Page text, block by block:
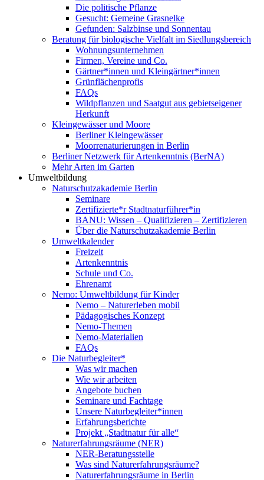
Die politische Pflanze
Gesucht: Gemeine Grasnelke
Gefunden: Salzbinse und Sonnentau
Beratung für biologische Vielfalt im Siedlungsbereich
Wohnungsunternehmen
Firmen, Vereine und Co.
Gärtner*innen und Kleingärtner*innen
Grünflächenprofis
FAQs
Wildpflanzen und Saatgut aus gebietseigener
Herkunft
Kleingewässer und Moore
Berliner Kleingewässer
Moorrenaturierungen in Berlin
Berliner Netzwerk für Artenkenntnis (BerNA)
Mehr Arten im Garten
Umweltbildung
Naturschutzakademie Berlin
Seminare
Zertifizierte*r Stadtnaturführer*in
BANU: Wissen – Qualifizieren – Zertifizieren
Über die Naturschutzakademie Berlin
Umweltkalender
Freizeit
Artenkenntnis
Schule und Co.
Ehrenamt
Nemo: Umweltbildung für Kinder
Nemo – Naturerleben mobil
Pädagogisches Konzept
Nemo-Themen
Nemo-Materialien
FAQs
Die Naturbegleiter*
Was wir machen
Wie wir arbeiten
Angebote buchen
Seminare und Fachtage
Unsere Naturbegleiter*innen
Erfahrungsberichte
Projekt „Stadtnatur für alle“
Naturerfahrungsräume (NER)
NER-Beratungsstelle
Was sind Naturerfahrungsräume?
Naturerfahrungsräume in Berlin